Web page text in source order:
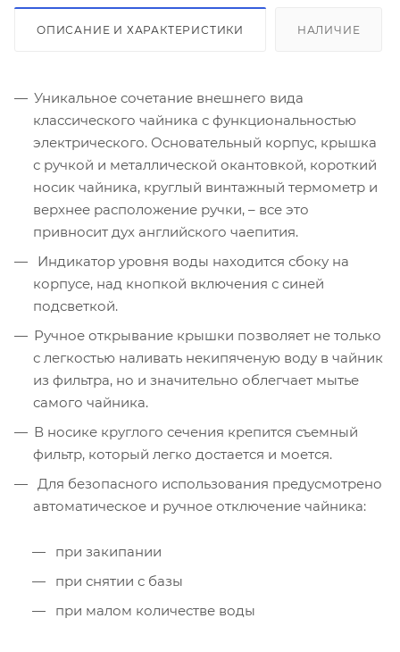
ОПИСАНИЕ И ХАРАКТЕРИСТИКИ НАЛИЧИЕ
Уникальное сочетание внешнего вида
классического чайника с функциональностью
электрического. Основательный корпус, крышка
с ручкой и металлической окантовкой, короткий
носик чайника, круглый винтажный термометр и
верхнее расположение ручки, – все это
привносит дух английского чаепития.
Индикатор уровня воды находится сбоку на
корпусе, над кнопкой включения с синей
подсветкой.
Ручное открывание крышки позволяет не только
с легкостью наливать некипяченую воду в чайник
из фильтра, но и значительно облегчает мытье
самого чайника.
В носике круглого сечения крепится съемный
фильтр, который легко достается и моется.
Для безопасного использования предусмотрено
автоматическое и ручное отключение чайника:
при закипании
при снятии с базы
при малом количестве воды